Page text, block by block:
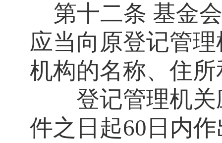
第十二条 基金
应当向原登记管
机构的名称、住
登记管理机关
件之日起60日内